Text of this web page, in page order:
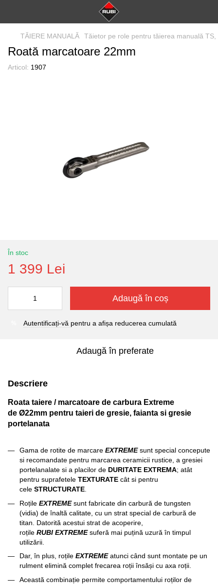
TĂIERE MANUALĂ Tăietor pe role pentru tăierea manuală TS,
Roată marcatoare 22mm
Articol: 1907
În stoc
1 399 Lei
Adaugă în coș
Autentificați-vă pentru a afișa reducerea cumulată
Adaugă în preferate
Descriere
Roata taiere / marcatoare de carbura Extreme
de Ø22mm pentru taieri de gresie, faianta si gresie
portelanata
Gama de rotite de marcare EXTREMEsunt special concepute
si recomandate pentru marcarea ceramicii rustice, a gresiei
portelanalate si a placilor de DURITATE EXTREMA; atât
pentru suprafetele TEXTURATE cât si pentru
cele STRUCTURATE.
Roțile EXTREME sunt fabricate din carbură de tungsten
(vidia) de înaltă calitate, cu un strat special de carbură de
titan. Datorită acestui strat de acoperire,
roțile RUBI EXTREME suferă mai puțină uzură în timpul
utilizării.
Dar, în plus, roțile EXTREME atunci când sunt montate pe un
rulment elimină complet frecarea roții însăși cu axa roții.
Această combinație permite comportamentului roților de